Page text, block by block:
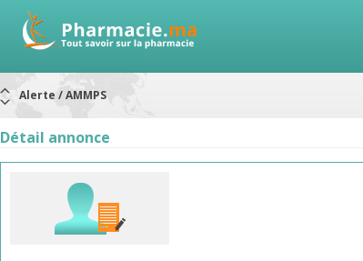
Alerte / AMMPS
ARRÊT DE COMMERCIALISATION
Rappel de lots : préparations lactées
Détail annonce